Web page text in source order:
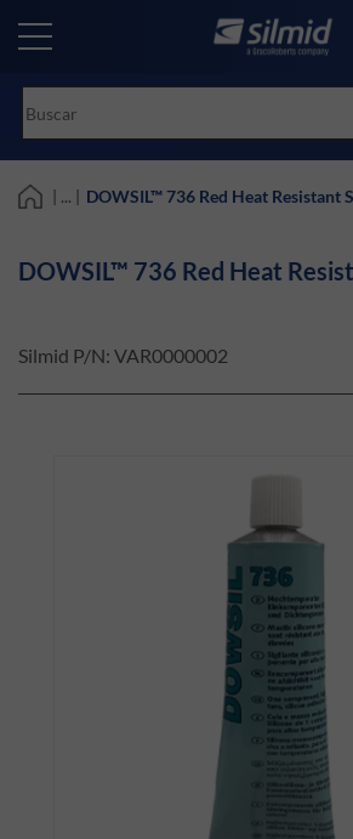
main
| ... | DOWSIL™ 736 Red Heat Resistant
DOWSIL™ 736 Red Heat
Silmid P/N: VAR0000002